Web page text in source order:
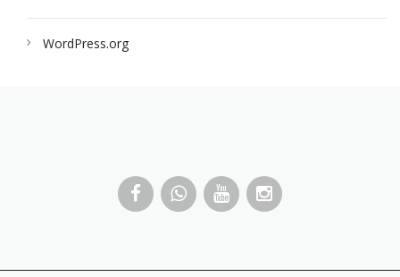
WordPress.org